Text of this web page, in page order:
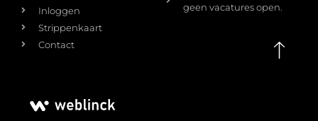
Inloggen
Strippenkaart
Contact
geen vacatures open.